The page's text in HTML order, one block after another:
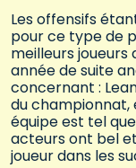
Les offensifs
pour ce type de
meilleurs
année de suite
concernant :
du championnat,
équipe est tel
acteurs ont bel
joueur dans les